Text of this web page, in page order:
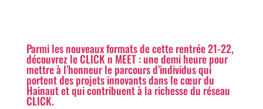
Parmi les nouveaux formats de cette rentrée 21-22,
découvrez le CLICK n MEET : une demi heure pour
mettre à l’honneur le parcours d’individus qui
portent des projets innovants dans le cœur du
Hainaut et qui contribuent à la richesse du réseau
CLICK.